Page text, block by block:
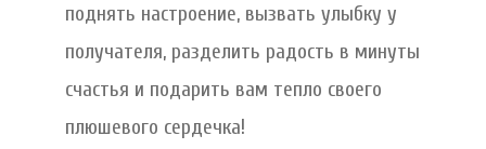
поднять настроение, вызвать улыбку у
получателя, разделить радость в минуты
счастья и подарить вам тепло своего
плюшевого сердечка!